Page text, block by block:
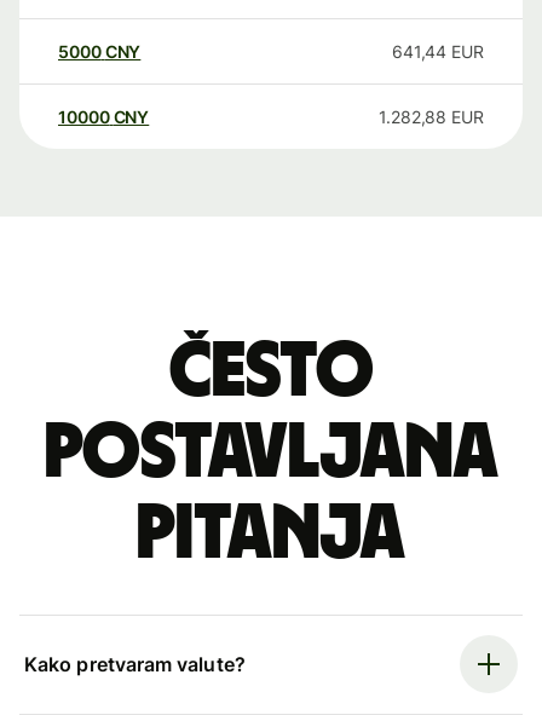
5000CNY 641,44 EUR
10000 CNY 1.282,88 EUR
Često
postavljana
pitanja
Kako pretvaram valute?